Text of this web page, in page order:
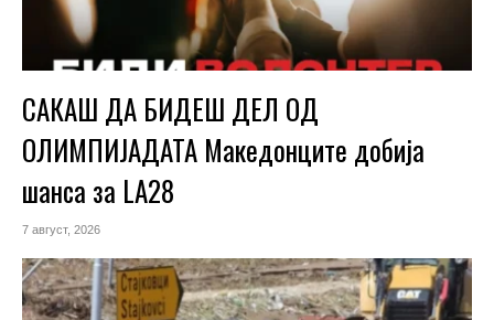
САКАШ ДА БИДЕШ ДЕЛ ОД
ОЛИМПИЈАДАТА Македонците добија
шанса за LA28
7 август, 2026